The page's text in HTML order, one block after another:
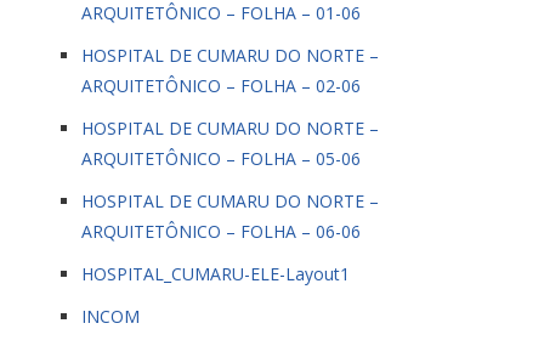
ARQUITETÔNICO – FOLHA – 01-06
HOSPITAL DE CUMARU DO NORTE –
ARQUITETÔNICO – FOLHA – 02-06
HOSPITAL DE CUMARU DO NORTE –
ARQUITETÔNICO – FOLHA – 05-06
HOSPITAL DE CUMARU DO NORTE –
ARQUITETÔNICO – FOLHA – 06-06
HOSPITAL_CUMARU-ELE-Layout1
INCOM